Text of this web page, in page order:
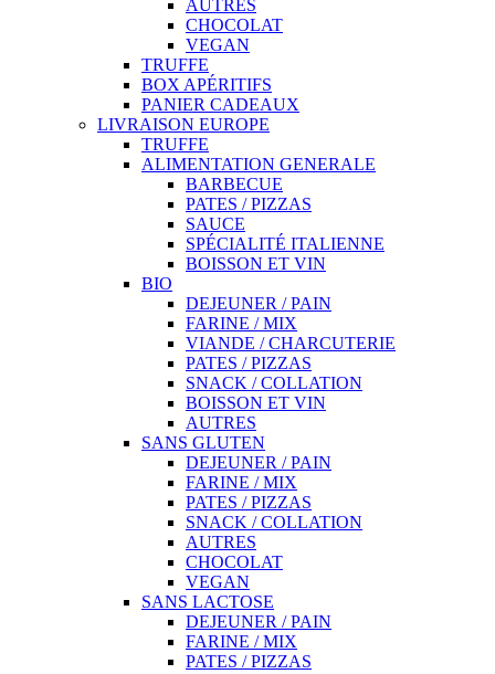
AUTRES
CHOCOLAT
VEGAN
TRUFFE
BOX APÉRITIFS
PANIER CADEAUX
LIVRAISON EUROPE
TRUFFE
ALIMENTATION GENERALE
BARBECUE
PATES / PIZZAS
SAUCE
SPÉCIALITÉ ITALIENNE
BOISSON ET VIN
BIO
DEJEUNER / PAIN
FARINE / MIX
VIANDE / CHARCUTERIE
PATES / PIZZAS
SNACK / COLLATION
BOISSON ET VIN
AUTRES
SANS GLUTEN
DEJEUNER / PAIN
FARINE / MIX
PATES / PIZZAS
SNACK / COLLATION
AUTRES
CHOCOLAT
VEGAN
SANS LACTOSE
DEJEUNER / PAIN
FARINE / MIX
PATES / PIZZAS